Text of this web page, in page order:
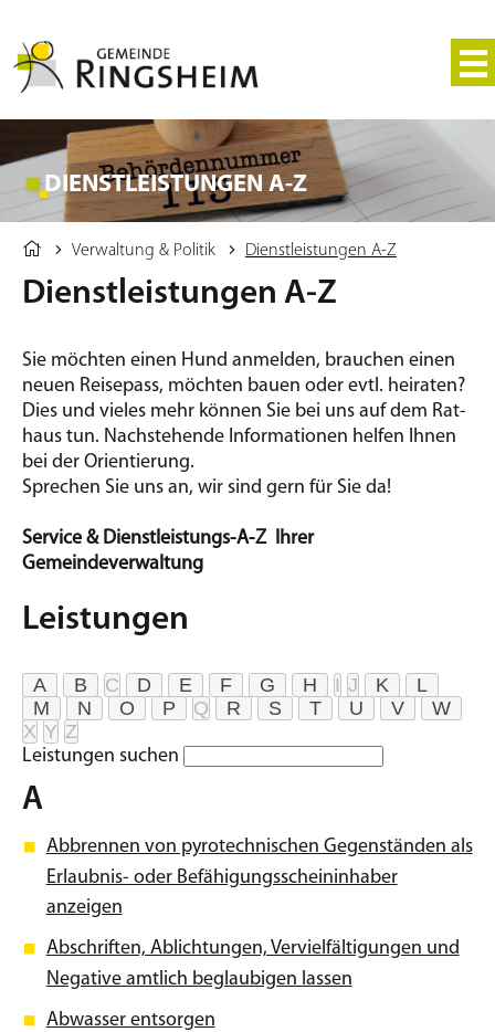
DIENSTLEISTUNGEN A-Z
Verwaltung & Politik Dienstleistungen A-Z
Dienstleistungen A-Z
Sie möchten einen Hund an­mel­den, brau­chen einen
neuen Rei­se­pass, möchten bauen oder evtl. hei­ra­ten?
Dies und vieles mehr kön­nen Sie bei uns auf dem Rat­
haus tun. Nach­ste­hen­de In­for­ma­tio­nen hel­fen Ihnen
bei der Ori­en­tie­rung.
Spre­chen Sie uns an, wir sind gern für Sie da!
Service & Dienstleistungs-A-Z Ihrer
Gemeindeverwaltung
Leistungen
A B C D E F G H I J K
L
M
N O P Q R S T U V
W
X Y Z
Leistungen suchen
A
Abbrennen von pyrotechnischen Gegenständen als
Erlaubnis- oder Befähigungsscheininhaber
anzeigen
Abschriften, Ablichtungen, Vervielfältigungen und
Negative amtlich beglaubigen lassen
Abwasser entsorgen